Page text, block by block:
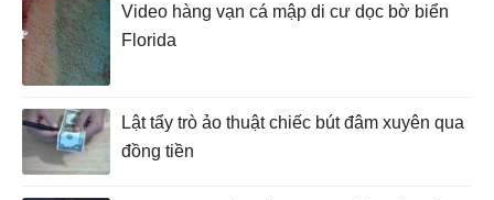
Video hàng vạn cá mập di cư dọc bờ biển
Florida
Lật tẩy trò ảo thuật chiếc bút đâm xuyên qua
đồng tiền